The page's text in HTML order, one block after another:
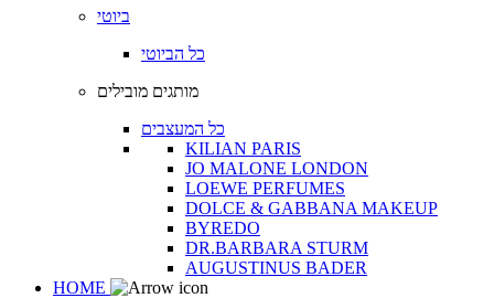
ביוטי
כל הביוטי
מותגים מובילים
כל המעצבים
KILIAN PARIS
JO MALONE LONDON
LOEWE PERFUMES
DOLCE & GABBANA MAKEUP
BYREDO
DR.BARBARA STURM
AUGUSTINUS BADER
HOME